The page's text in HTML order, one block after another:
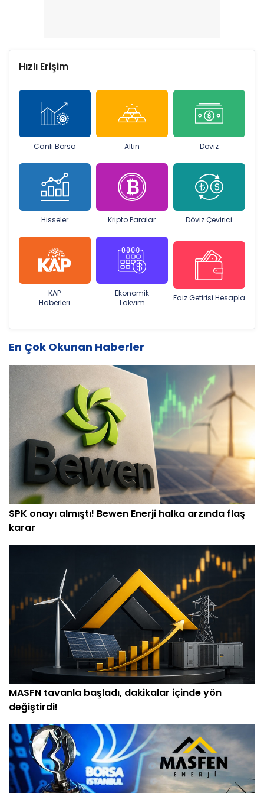
Hızlı Erişim
Canlı Borsa Altın Döviz
Hisseler Kripto Paralar Döviz Çevirici
KAP
Haberleri
Ekonomik
Takvim
Faiz Getirisi Hesapla
En Çok Okunan Haberler
SPK onayı almıştı! Bewen Enerji halka arzında flaş
karar
MASFN tavanla başladı, dakikalar içinde yön
değiştirdi!